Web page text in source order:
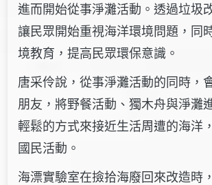
進而開始從事淨灘活動。透過垃圾
讓民眾開始重視海洋環境問題，同
境教育，提高民眾環保意識。
唐采伶說，從事淨灘活動的同時，
朋友，將野餐活動、獨木舟與淨灘
輕鬆的方式來接近生活周遭的海洋
國民活動。
海漂實驗室在撿拾海廢回來改造時